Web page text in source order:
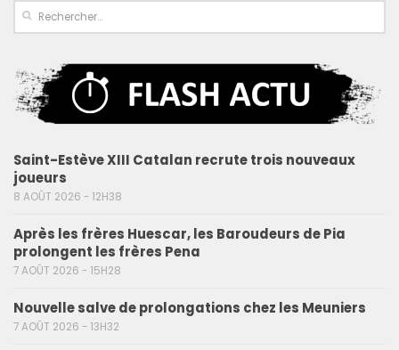
Saint-Estève XIII Catalan recrute trois nouveaux
joueurs
8 AOÛT 2026 - 12H38
Après les frères Huescar, les Baroudeurs de Pia
prolongent les frères Pena
7 AOÛT 2026 - 15H28
Nouvelle salve de prolongations chez les Meuniers
7 AOÛT 2026 - 13H32